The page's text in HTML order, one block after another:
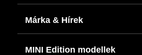
Márka & Hírek
MINI Edition modellek